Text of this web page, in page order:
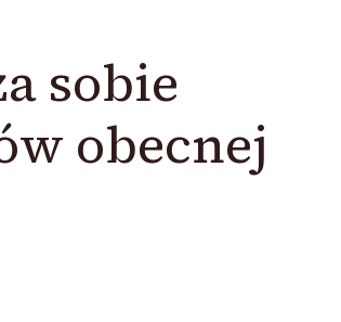
sobie
obecnej